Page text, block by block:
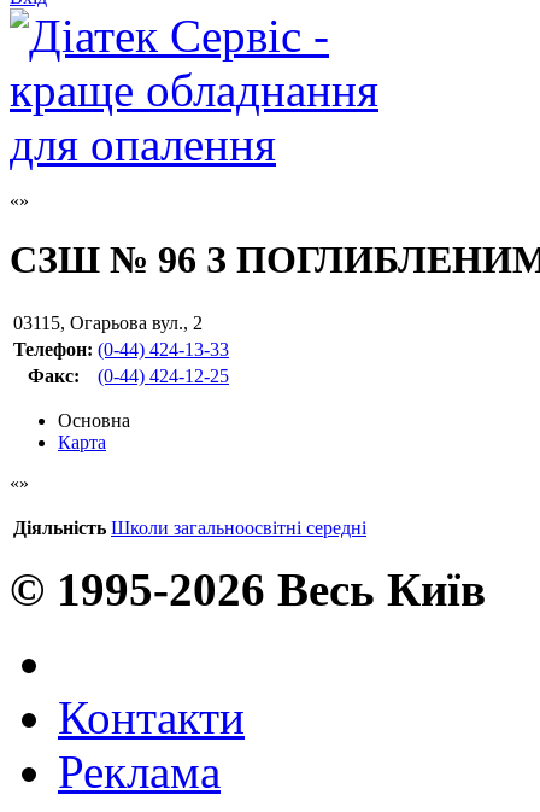
СЗШ № 96 З
03115, Огарьова вул., 2
Телефон: (0-44) 424-13-33
Факс: (0-44) 424-12-25
Основна
Карта
Діяльність Школи загальноосвітні середні
© 1995-2026 Весь Київ
Контакти
Реклама